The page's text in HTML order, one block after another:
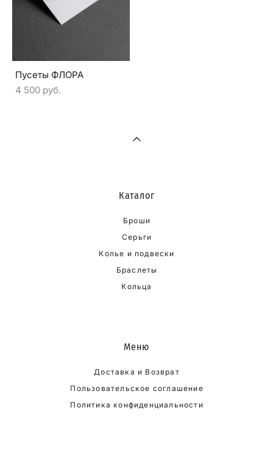
Пусеты ФЛОРА
4 500 pуб.
Каталог
Броши
Серьги
Колье и подвески
Браслеты
Кольца
Меню
Доставка и Возврат
Пользовательское соглашение
Политика конфиденциальности